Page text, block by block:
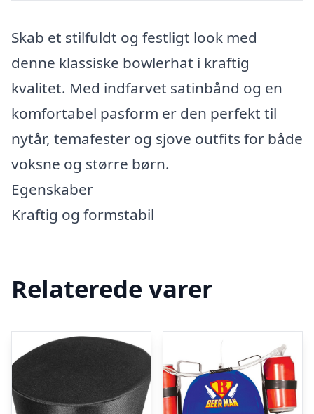
Skab et stilfuldt og festligt look med
denne klassiske bowlerhat i kraftig
kvalitet. Med indfarvet satinbånd og en
komfortabel pasform er den perfekt til
nytår, temafester og sjove outfits for både
voksne og større børn.
Egenskaber
Kraftig og formstabil
Relaterede varer